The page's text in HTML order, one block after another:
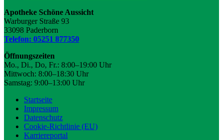
Apotheke Schöne Aussicht
Warburger Straße 93
33098 Paderborn
Telefon: 05251 877350
Öffnungszeiten
Mo., Di., Do, Fr.: 8:00–19:00 Uhr
Mittwoch: 8:00–18:30 Uhr
Samstag: 9:00–13:00 Uhr
Startseite
Impressum
Datenschutz
Cookie-Richtlinie (EU)
Karriereportal